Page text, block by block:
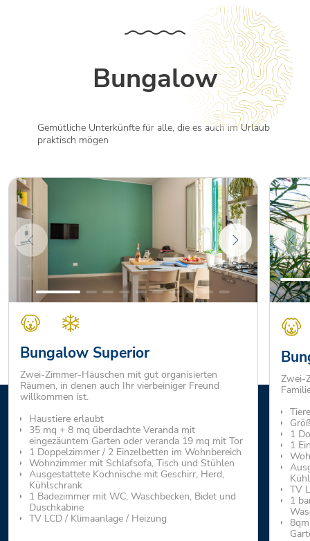
Bungalow
Gemütliche Unterkünfte für alle, die es auch im Urlaub
praktisch mögen
Bungalow Superior
Zwei-Zimmer-Häuschen mit gut organisierten
Räumen, in denen auch Ihr vierbeiniger Freund
willkommen ist.
Haustiere erlaubt
35 mq + 8 mq überdachte Veranda mit
eingezäuntem Garten oder veranda 19 mq mit Tor
1 Doppelzimmer / 2 Einzelbetten im Wohnbereich
Wohnzimmer mit Schlafsofa, Tisch und Stühlen
Ausgestattete Kochnische mit Geschirr, Herd,
Kühlschrank
1 Badezimmer mit WC, Waschbecken, Bidet und
Duschkabine
TV LCD / Klimaanlage / Heizung
Zwei-
1
1
TV
1